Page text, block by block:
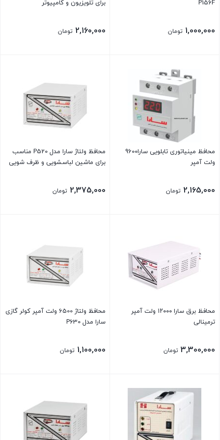
P156F
1,000,000 تومان
برای تلویزیون و کامپیوتر
2,160,000 تومان
محافظ مینیاتوری تابلویی سارا9600
ولت آمپر
2,165,000 تومان
محافظ ولتاژ سارا مدل P520 مناسب
برای ماشین لباسشویی و ظرف شویی
2,375,000 تومان
محافظ برق سارا ۱۲۰۰۰ ولت آمپر
ترمینالی
3,300,000 تومان
محافظ ولتاژ 6500 ولت آمپر کولر گازی
سارا مدل P630
1,100,000 تومان